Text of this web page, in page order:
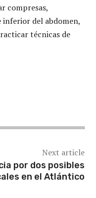
compresas,
inferior del abdomen,
técnicas de
Next article
por dos posibles
en el Atlántico